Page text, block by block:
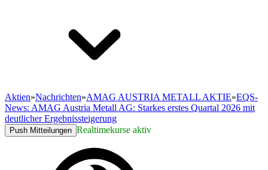
Aktien»Nachrichten»AMAG AUSTRIA METALL AKTIE»EQS-
News: AMAG Austria Metall AG: Starkes erstes Quartal 2026 mit
deutlicher Ergebnissteigerung
Push Mitteilungen Realtimekurse aktiv